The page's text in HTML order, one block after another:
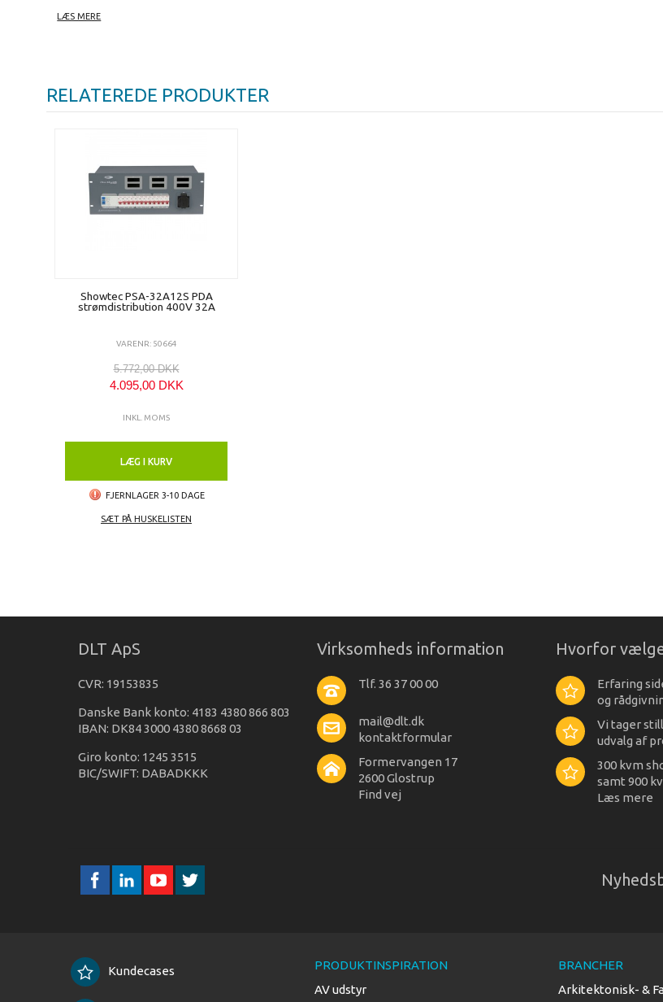
LÆS MERE
RELATEREDE PRODUKTER
Showtec PSA-32A12S PDA
strømdistribution 400V 32A
VARENR: 50664
5.772,00 DKK
4.095,00 DKK
INKL. MOMS
LÆG I KURV
FJERNLAGER 3-10 DAGE
SÆT PÅ HUSKELISTEN
DLT ApS
CVR: 19153835
Danske Bank konto: 4183 4380 866 803
IBAN: DK84 3000 4380 8668 03
Giro konto: 1245 3515
BIC/SWIFT: DABADKKK
Virksomheds information
Tlf. 36 37 00 00
mail@dlt.dk
kontaktformular
Formervangen 17
2600 Glostrup
Find vej
Hvorfor vælge
Erfaring
og
Vi tager
udvalg af
300 kvm
samt 900
Læs mere
Kundecases
PRODUKTINSPIRATION
AV udstyr
BRANCHER
Arkitektonisk- &